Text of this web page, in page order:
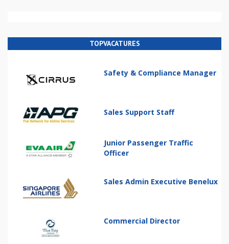
TOPVACATURES
Safety & Compliance Manager
Sales Support Staff
Junior Passenger Traffic
Officer
Sales Admin Executive Benelux
Commercial Director